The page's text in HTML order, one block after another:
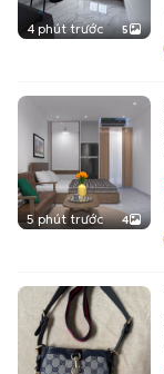
4 phút trước 5
5 phút trước 4